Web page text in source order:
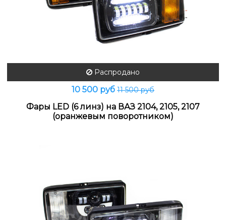
Распродано
10 500 руб 11 500 руб
Фары LED (6 линз) на ВАЗ 2104, 2105, 2107
(оранжевым поворотником)